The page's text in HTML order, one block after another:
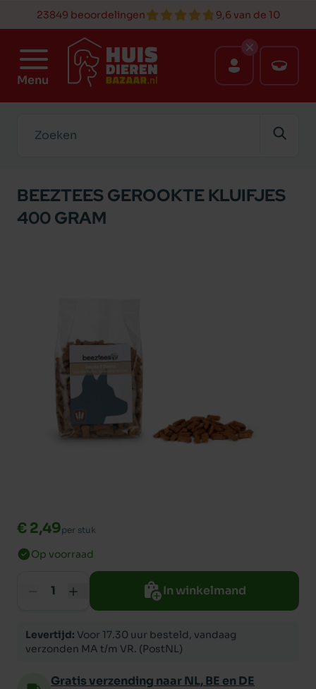
23849 beoordelingen 9,6 van de 10
Menu
BEEZTEES GEROOKTE KLUIFJES
400 GRAM
€ 2,49per stuk
Op voorraad
In winkelmand
Levertijd: Voor 17.30 uur besteld, vandaag
verzonden MA t/m VR. (PostNL)
Gratis verzending naar NL, BE en DE